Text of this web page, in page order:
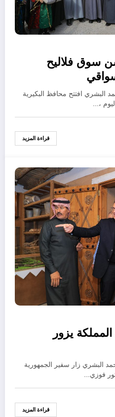
سوق فلاليح
البشري افتتح محافظ البكيرية
،…
قراءة المزيد
يزور
البشري زار سفير الجمهورية
فوزي…
قراءة المزيد